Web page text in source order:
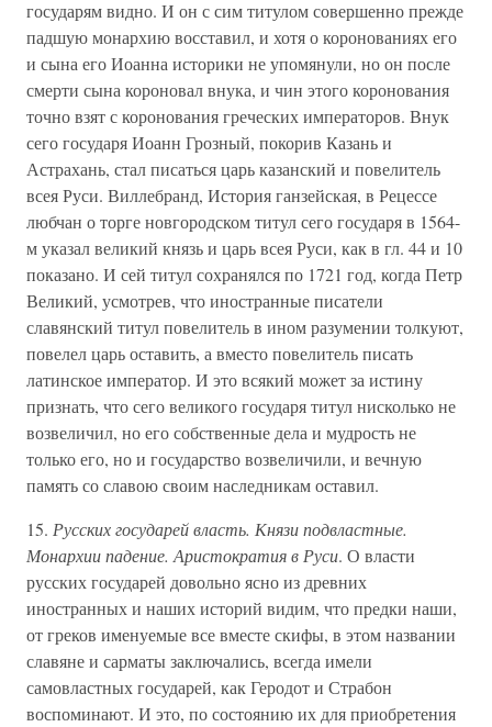
государям видно. И он с сим титулом совершенно прежде
падшую монархию восставил, и хотя о коронованиях его
и сына его Иоанна историки не упомянули, но он после
смерти сына короновал внука, и чин этого коронования
точно взят с коронования греческих императоров. Внук
сего государя Иоанн Грозный, покорив Казань и
Астрахань, стал писаться царь казанский и повелитель
всея Руси. Виллебранд, История ганзейская, в Рецессе
любчан о торге новгородском титул сего государя в 1564-
м указал великий князь и царь всея Руси, как в гл. 44 и 10
показано. И сей титул сохранялся по 1721 год, когда Петр
Великий, усмотрев, что иностранные писатели
славянский титул повелитель в ином разумении толкуют,
повелел царь оставить, а вместо повелитель писать
латинское император. И это всякий может за истину
признать, что сего великого государя титул нисколько не
возвеличил, но его собственные дела и мудрость не
только его, но и государство возвеличили, и вечную
память со славою своим наследникам оставил.
15. Русских государей власть. Князи подвластные.
Монархии падение. Аристократия в Руси. О власти
русских государей довольно ясно из древних
иностранных и наших историй видим, что предки наши,
от греков именуемые все вместе скифы, в этом названии
славяне и сарматы заключались, всегда имели
самовластных государей, как Геродот и Страбон
воспоминают. И это, по состоянию их для приобретения